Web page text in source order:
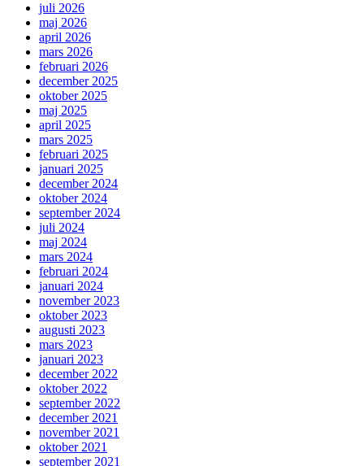
juli 2026
maj 2026
april 2026
mars 2026
februari 2026
december 2025
oktober 2025
maj 2025
april 2025
mars 2025
februari 2025
januari 2025
december 2024
oktober 2024
september 2024
juli 2024
maj 2024
mars 2024
februari 2024
januari 2024
november 2023
oktober 2023
augusti 2023
mars 2023
januari 2023
december 2022
oktober 2022
september 2022
december 2021
november 2021
oktober 2021
september 2021